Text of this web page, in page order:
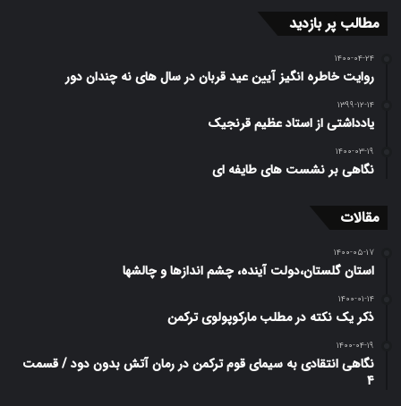
مطالب پر بازدید
۱۴۰۰-۰۴-۲۴
روایت خاطره انگیز آیین عید قربان در سال های نه چندان دور
۱۳۹۹-۱۲-۱۴
یادداشتی از استاد عظیم قرنجیک
۱۴۰۰-۰۳-۱۹
نگاهی بر نشست های طایفه ای
مقالات
۱۴۰۰-۰۵-۱۷
استان گلستان،دولت آینده، چشم اندازها و چالشها
۱۴۰۰-۰۱-۱۴
ذکر یک نکته در مطلب مارکوپولوی ترکمن
۱۴۰۰-۰۴-۱۹
نگاهی انتقادی به سیمای قوم ترکمن در رمان آتش بدون دود / قسمت
۴